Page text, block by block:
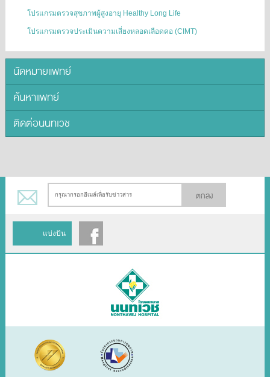
โปรแกรมตรวจสุขภาพผู้สูงอายุ Healthy Long Life
โปรแกรมตรวจประเมินความเสี่ยงหลอดเลือดคอ (CIMT)
นัดหมายแพทย์
ค้นหาแพทย์
ติดต่อนนทเวช
ตกลง
แบ่งปัน